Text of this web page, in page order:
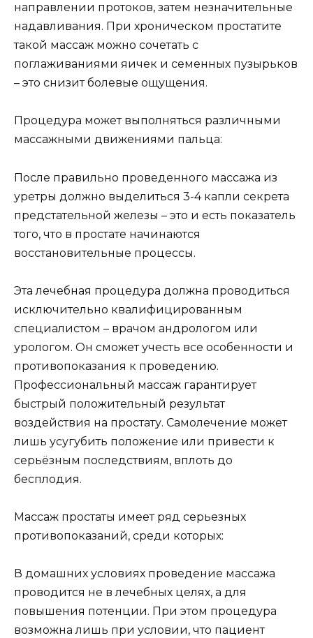
направлении протоков, затем незначительные
надавливания. При хроническом простатите
такой массаж можно сочетать с
поглаживаниями яичек и семенных пузырьков
– это снизит болевые ощущения.
Процедура может выполняться различными
массажными движениями пальца:
После правильно проведенного массажа из
уретры должно выделиться 3-4 капли секрета
предстательной железы – это и есть показатель
того, что в простате начинаются
восстановительные процессы.
Эта лечебная процедура должна проводиться
исключительно квалифицированным
специалистом – врачом андрологом или
урологом. Он сможет учесть все особенности и
противопоказания к проведению.
Профессиональный массаж гарантирует
быстрый положительный результат
воздействия на простату. Самолечение может
лишь усугубить положение или привести к
серьёзным последствиям, вплоть до
бесплодия.
Массаж простаты имеет ряд серьезных
противопоказаний, среди которых:
В домашних условиях проведение массажа
проводится не в лечебных целях, а для
повышения потенции. При этом процедура
возможна лишь при условии, что пациент